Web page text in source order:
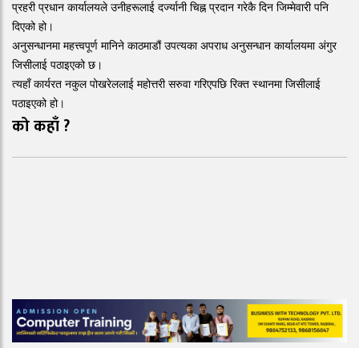
प्रहरी प्रधान कार्यालयले उनीहरूलाई दर्ज्यानी चिह्न प्रदान गरेकै दिन जिम्मेवारी पनि
दिएको हो।
अनुसन्धानमा महत्त्वपूर्ण मानिने काठमाडौं उपत्यका अपराध अनुसन्धान कार्यालयमा अंगुर
जिसीलाई पठाइएको छ।
त्यहाँ कार्यरत नकुल पोखरेललाई महोत्तरी सरुवा गरिएपछि रिक्त स्थानमा जिसीलाई
पठाइएको हो।
को कहाँ ?